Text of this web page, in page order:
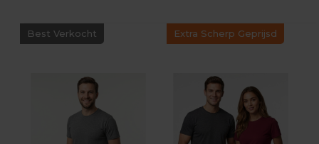
Best Verkocht Extra Scherp Geprijsd